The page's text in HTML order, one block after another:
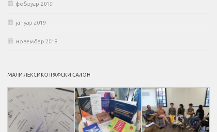
фебруар 2019
јануар 2019
новембар 2018
МАЛИ ЛЕКСИКОГРАФСКИ САЛОН